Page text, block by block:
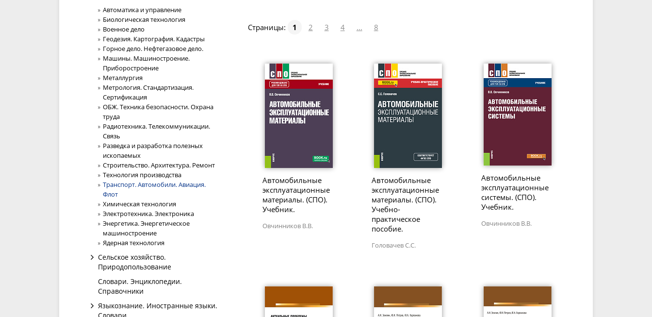
Автоматика и управление
Биологическая технология
Военное дело
Геодезия. Картография. Кадастры
Горное дело. Нефтегазовое дело.
Машины. Машиностроение.
Приборостроение
Металлургия
Метрология. Стандартизация.
Сертификация
ОБЖ. Техника безопасности. Охрана
труда
Радиотехника. Телекоммуникации.
Связь
Разведка и разработка полезных
ископаемых
Строительство. Архитектура. Ремонт
Технология производства
Транспорт. Автомобили. Авиация.
Флот
Химическая технология
Электротехника. Электроника
Энергетика. Энергетическое
машиностроение
Ядерная технология
Сельское хозяйство.
Природопользование
Словари. Энциклопедии.
Справочники
Языкознание. Иностранные языки.
Страницы: 1 2 3 4 ... 8
Автомобильные
эксплуатационные
материалы. (СПО).
Учебник.
Овчинников В.В.
Автомобильные
эксплуатационные
материалы. (СПО).
Учебно-
практическое
пособие.
Головачев С.С.
Автомобильные
эксплуатационные
системы. (СПО).
Учебник.
Овчинников В.В.